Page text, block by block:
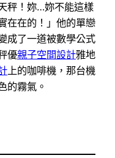
秤！妳…妳不能這樣
在在的！」他的單戀
成了一道被數學公式
優親子空間設計雅地
上的咖啡機，那台機
的霧氣。